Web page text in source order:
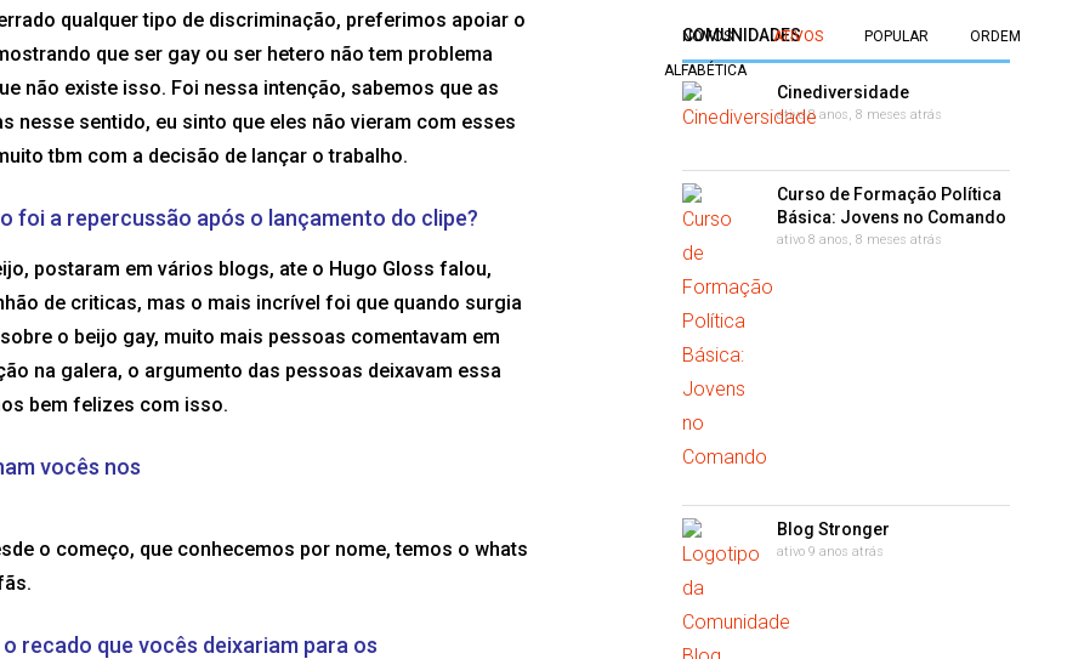
qualquer tipo de discriminação, preferimos apoiar o
que ser gay ou ser hetero não tem problema
não existe isso. Foi nessa intenção, sabemos que as
nesse sentido, eu sinto que eles não vieram com esses
tbm com a decisão de lançar o trabalho.
foi a repercussão após o lançamento do clipe?
postaram em vários blogs, ate o Hugo Gloss falou,
de criticas, mas o mais incrível foi que quando surgia
o beijo gay, muito mais pessoas comentavam em
na galera, o argumento das pessoas deixavam essa
bem felizes com isso.
vocês nos
o começo, que conhecemos por nome, temos o whats
o recado que vocês deixariam para os
COMUNIDADES
NOVOS ATIVOS POPULAR
ORDEM
ALFABÉTICA
Cinediversidade
ativo 8 anos, 8 meses atrás
Curso de Formação Política
Básica: Jovens no Comando
ativo 8 anos, 8 meses atrás
Blog Stronger
ativo 9 anos atrás